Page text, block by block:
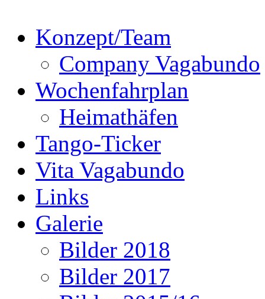
Konzept/Team
Company Vagabundo
Wochenfahrplan
Heimathäfen
Tango-Ticker
Vita Vagabundo
Links
Galerie
Bilder 2018
Bilder 2017